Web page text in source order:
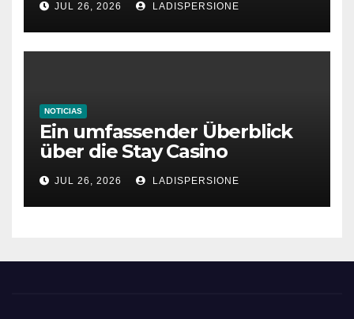
JUL 26, 2026 LADISPERSIONE
NOTICIAS
Ein umfassender Überblick
über die Stay Casino
Bonusbedingungen
JUL 26, 2026 LADISPERSIONE